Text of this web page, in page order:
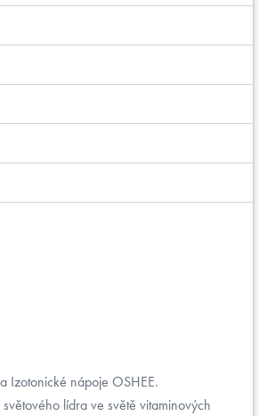
Izotonické nápoje OSHEE.
světového lídra ve světě vitaminových